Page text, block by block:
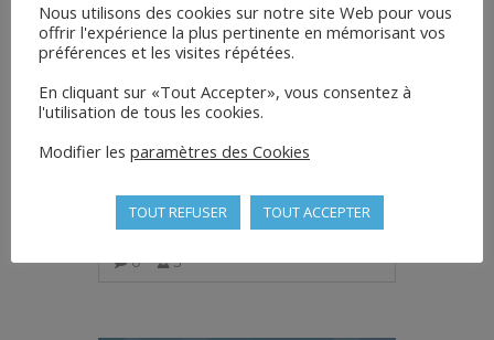
Basic Time
0 5
Nous utilisons des cookies sur notre site Web pour vous
offrir l'expérience la plus pertinente en mémorisant vos
préférences et les visites répétées.
En cliquant sur «Tout Accepter», vous consentez à
l'utilisation de tous les cookies.
Modifier les paramètres des Cookies
TOUT REFUSER TOUT ACCEPTER